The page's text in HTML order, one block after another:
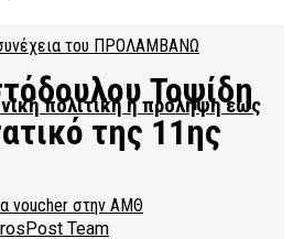
πολιτική η πρόληψη έως
Τοψίδη
της 11ης
Team